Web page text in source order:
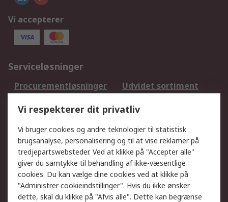
Vi accepterer
Serviceløsninger
Procurementløsninger
Udvidet sortiment
DesignSpark
Teknisk Support
Dit lokale salgsteam
Eksportløsninger
Support
Få hjælp
Returnering
Levering
Spor min ordre
Vi respekterer dit privatliv
Vi bruger cookies og andre teknologier til statistisk
brugsanalyse, personalisering og til at vise reklamer på
tredjepartswebsteder. Ved at klikke på "Accepter alle"
giver du samtykke til behandling af ikke-væsentlige
cookies. Du kan vælge dine cookies ved at klikke på
"Administrer cookieindstillinger". Hvis du ikke ønsker
dette, skal du klikke på "Afvis alle". Dette kan begrænse